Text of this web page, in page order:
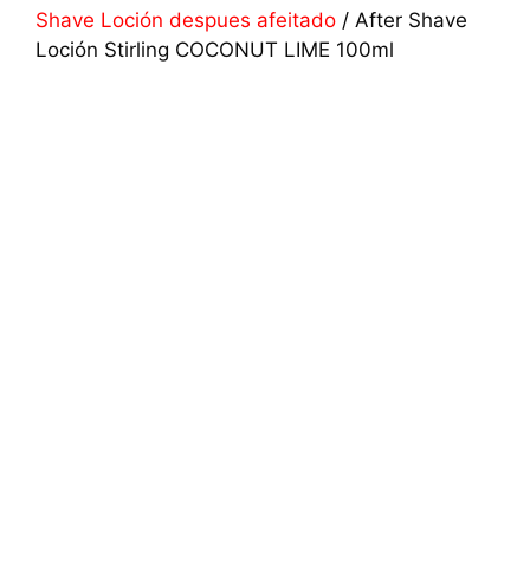
Shave Loción despues afeitado / After Shave
Loción Stirling COCONUT LIME 100ml